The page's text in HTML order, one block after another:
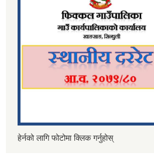
हेर्नको लागि फोटोमा क्लिक गर्नुहोस्